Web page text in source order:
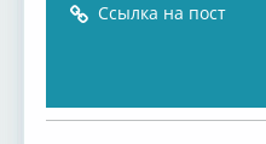
Ссылка на пост